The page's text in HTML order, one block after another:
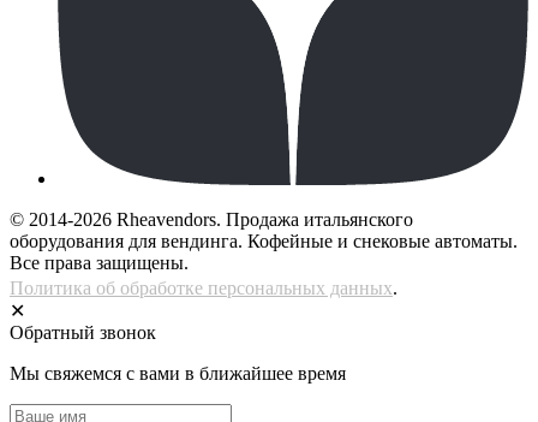
© 2014-2026 Rheavendors. Продажа итальянского
оборудования для вендинга. Кофейные и снековые автоматы.
Все права защищены.
Политика об обработке персональных данных.
✕
Обратный звонок
Мы свяжемся с вами в ближайшее время